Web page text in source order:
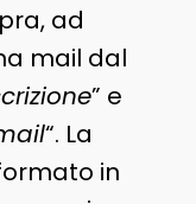
ad
mail dal
” e
“. La
in